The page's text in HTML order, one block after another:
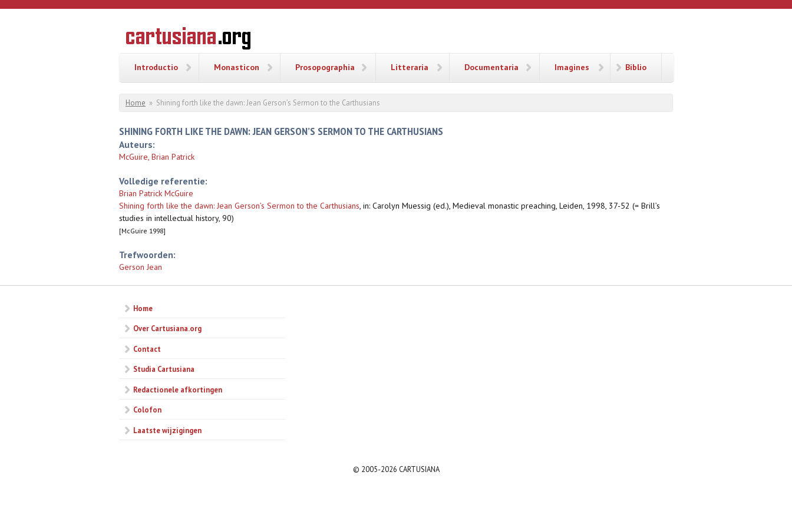
Overslaan en naar de inhoud gaan
CARTUSIANA
Geschiedenis
van de
Introductio Monasticon Prosopographia Litteraria Documentaria Imagines Biblio
U bent hier
Home » Shining forth like the dawn: Jean Gerson’s Sermon to the Carthusians
SHINING FORTH LIKE THE DAWN: JEAN GERSON’S SERMON TO THE CARTHUSIANS
Auteurs:
McGuire, Brian Patrick
Volledige referentie:
Brian Patrick McGuire
Shining forth like the dawn: Jean Gerson’s Sermon to the Carthusians, in: Carolyn Muessig (ed.), Medieval monastic preaching, Leiden, 1998, 37-52 (= Brill’s
studies in intellectual history, 90)
[McGuire 1998]
Trefwoorden:
Gerson Jean
Home
Over Cartusiana.org
Contact
Studia Cartusiana
Redactionele afkortingen
Colofon
Laatste wijzigingen
© 2005-2026 CARTUSIANA